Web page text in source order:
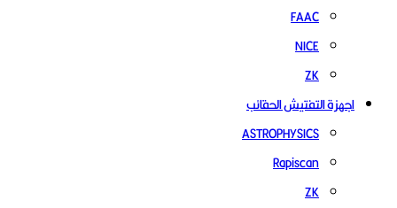
FAAC
NICE
ZK
اجهزة التفتيش الحقائب
ASTROPHYSICS
Rapiscan
ZK